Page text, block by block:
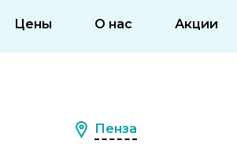
Цены О нас Акции
Пенза